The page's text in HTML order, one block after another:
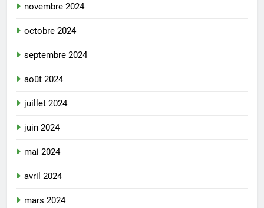
novembre 2024
octobre 2024
septembre 2024
août 2024
juillet 2024
juin 2024
mai 2024
avril 2024
mars 2024